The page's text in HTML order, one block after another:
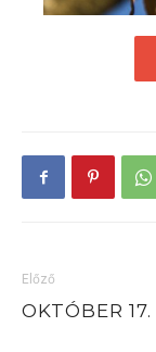
Előző
OKTÓBER 17.